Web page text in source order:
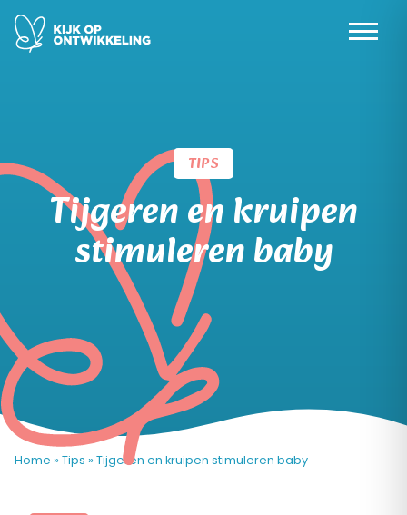
Skip
TIPS
Tijgeren en kruipen
stimuleren baby
Home » Tips » Tijgeren en kruipen stimuleren baby